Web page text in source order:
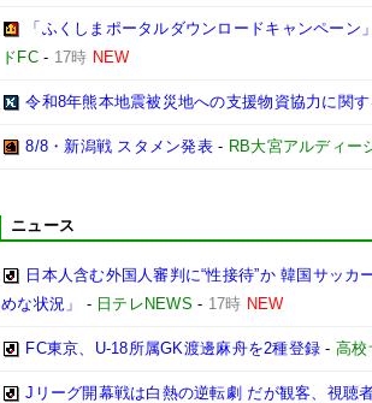
「ふくしまポータルダウンロードキャンペーン
ドFC- 17時 NEW
令和8年熊本地震被災地への支援物資協力に関
8/8・新潟戦 スタメン発表 - RB大宮アルディー
ニュース
日本人含む外国人審判に“性接待”か 韓国サッ
めな状況」
- 日テレNEWS - 17時 NEW
FC東京、U-18所属GK渡邊麻舟を2種登録 - 高校
Jリーグ開幕戦は白熱の逆転劇 だが観客、視聴